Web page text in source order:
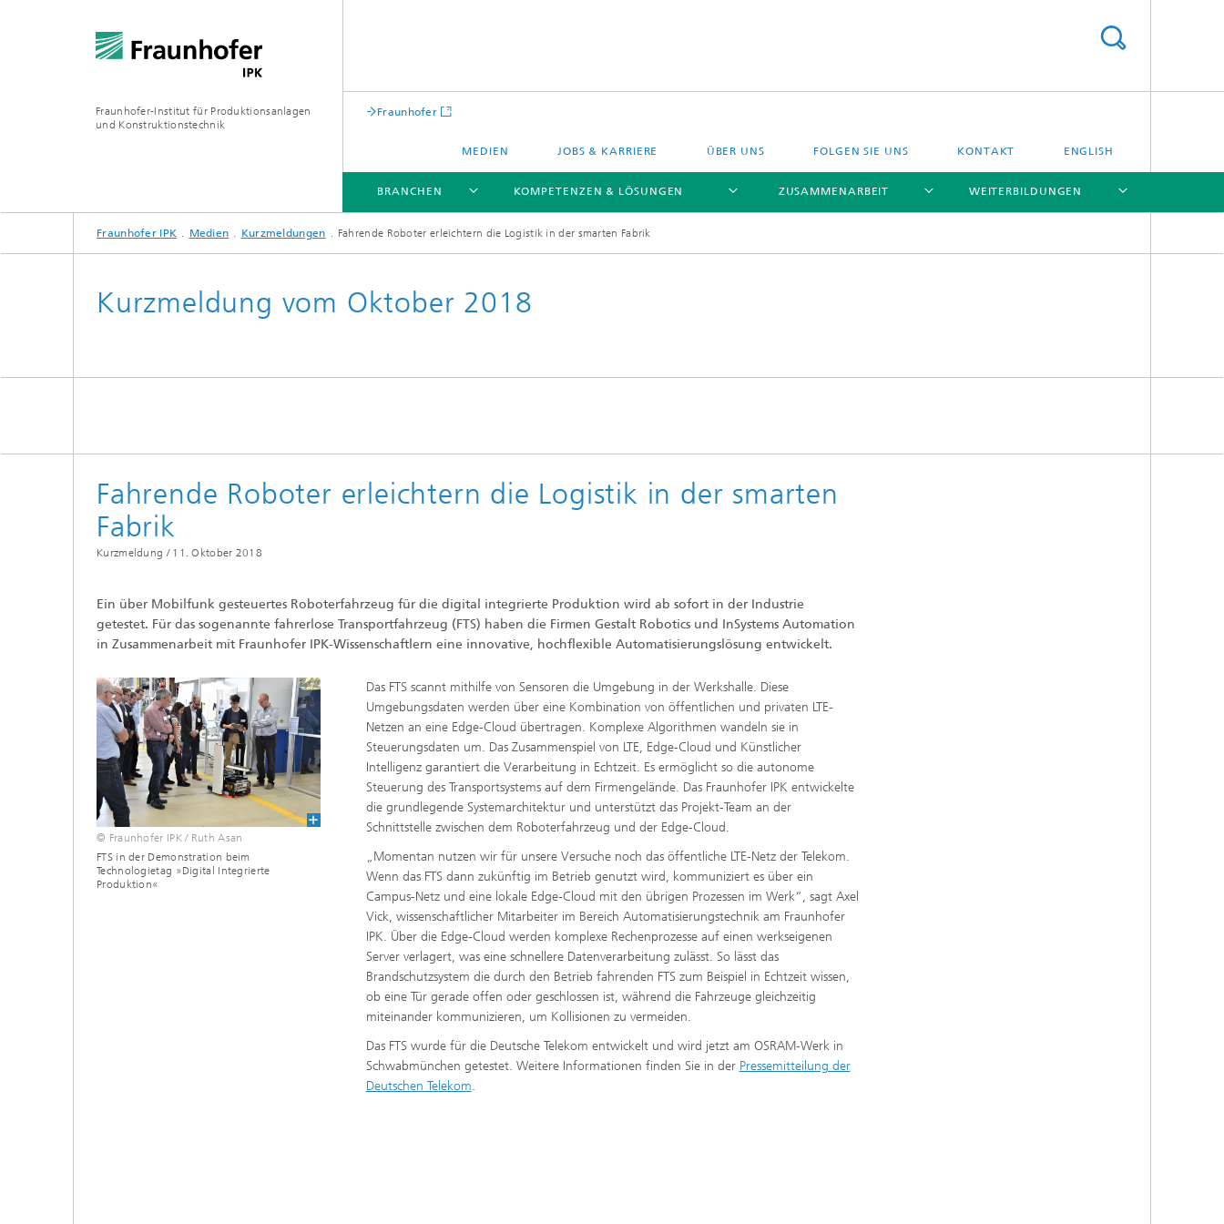
Fraunhofer-Institut für Produktionsanlagen
und Konstruktionstechnik
Fraunhofer
MEDIEN JOBS & KARRIERE ÜBER UNS FOLGEN SIE UNS KONTAKT ENGLISH
BRANCHEN
BRANCHEN
KOMPETENZEN & LÖSUNGEN
KOMPETENZEN & LÖSUNGEN
ZUSAMMENARBEIT
ZUSAMMENARBEIT
WEITERBILDUNGEN
WEITERBILDUNGEN
Fraunhofer IPK Medien Kurzmeldungen Fahrende Roboter erleichtern die Logistik in der smarten Fabrik
Kurzmeldung vom Oktober 2018
Fahrende Roboter erleichtern die Logistik in der smarten
Fabrik
Kurzmeldung / 11. Oktober 2018
Ein über Mobilfunk gesteuertes Roboterfahrzeug für die digital integrierte Produktion wird ab sofort in der Industrie
getestet. Für das sogenannte fahrerlose Transportfahrzeug (FTS) haben die Firmen Gestalt Robotics und InSystems Automation
in Zusammenarbeit mit Fraunhofer IPK-Wissenschaftlern eine innovative, hochflexible Automatisierungslösung entwickelt.
© Fraunhofer IPK / Ruth Asan
FTS in der Demonstration beim
Technologietag »Digital Integrierte
Produktion«
Das FTS scannt mithilfe von Sensoren die Umgebung in der Werkshalle. Diese
Umgebungsdaten werden über eine Kombination von öffentlichen und privaten LTE-
Netzen an eine Edge-Cloud übertragen. Komplexe Algorithmen wandeln sie in
Steuerungsdaten um. Das Zusammenspiel von LTE, Edge-Cloud und Künstlicher
Intelligenz garantiert die Verarbeitung in Echtzeit. Es ermöglicht so die autonome
Steuerung des Transportsystems auf dem Firmengelände. Das Fraunhofer IPK entwickelte
die grundlegende Systemarchitektur und unterstützt das Projekt-Team an der
Schnittstelle zwischen dem Roboterfahrzeug und der Edge-Cloud.
„Momentan nutzen wir für unsere Versuche noch das öffentliche LTE-Netz der Telekom.
Wenn das FTS dann zukünftig im Betrieb genutzt wird, kommuniziert es über ein
Campus-Netz und eine lokale Edge-Cloud mit den übrigen Prozessen im Werk“, sagt Axel
Vick, wissenschaftlicher Mitarbeiter im Bereich Automatisierungstechnik am Fraunhofer
IPK. Über die Edge-Cloud werden komplexe Rechenprozesse auf einen werkseigenen
Server verlagert, was eine schnellere Datenverarbeitung zulässt. So lässt das
Brandschutzsystem die durch den Betrieb fahrenden FTS zum Beispiel in Echtzeit wissen,
ob eine Tür gerade offen oder geschlossen ist, während die Fahrzeuge gleichzeitig
miteinander kommunizieren, um Kollisionen zu vermeiden.
Das FTS wurde für die Deutsche Telekom entwickelt und wird jetzt am OSRAM-Werk in
Schwabmünchen getestet. Weitere Informationen finden Sie in der Pressemitteilung der
Deutschen Telekom.